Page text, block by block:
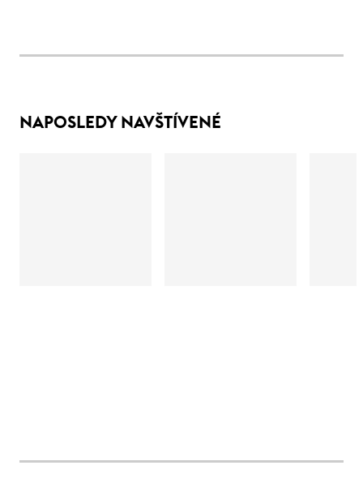
NAPOSLEDY NAVŠTÍVENÉ